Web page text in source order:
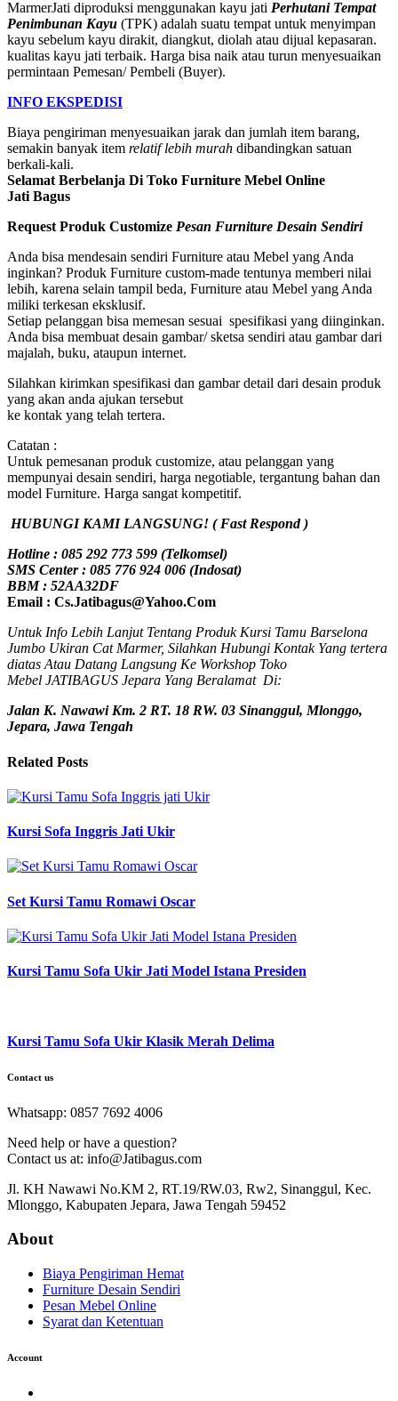
MarmerJati diproduksi menggunakan kayu jati Perhutani Tempat
Penimbunan Kayu (TPK) adalah suatu tempat untuk menyimpan
kayu sebelum kayu dirakit, diangkut, diolah atau dijual kepasaran.
kualitas kayu jati terbaik. Harga bisa naik atau turun menyesuaikan
permintaan Pemesan/ Pembeli (Buyer).
INFO EKSPEDISI
Biaya pengiriman menyesuaikan jarak dan jumlah item barang,
semakin banyak item relatif lebih murah dibandingkan satuan
berkali-kali.
Selamat Berbelanja Di Toko Furniture Mebel Online
Jati Bagus
Request Produk Customize Pesan Furniture Desain Sendiri
Anda bisa mendesain sendiri Furniture atau Mebel yang Anda
inginkan? Produk Furniture custom-made tentunya memberi nilai
lebih, karena selain tampil beda, Furniture atau Mebel yang Anda
miliki terkesan eksklusif.
Setiap pelanggan bisa memesan sesuai spesifikasi yang diinginkan.
Anda bisa membuat desain gambar/ sketsa sendiri atau gambar dari
majalah, buku, ataupun internet.
Silahkan kirimkan spesifikasi dan gambar detail dari desain produk
yang akan anda ajukan tersebut
ke kontak yang telah tertera.
Catatan :
Untuk pemesanan produk customize, atau pelanggan yang
mempunyai desain sendiri, harga negotiable, tergantung bahan dan
model Furniture. Harga sangat kompetitif.
HUBUNGI KAMI LANGSUNG! ( Fast Respond )
Hotline : 085 292 773 599 (Telkomsel)
SMS Center : 085 776 924 006 (Indosat)
BBM : 52AA32DF
Email : Cs.Jatibagus@Yahoo.Com
Untuk Info Lebih Lanjut Tentang Produk Kursi Tamu Barselona
Jumbo Ukiran Cat Marmer, Silahkan Hubungi Kontak Yang tertera
diatas Atau Datang Langsung Ke Workshop Toko
Mebel JATIBAGUS Jepara Yang Beralamat Di:
Jalan K. Nawawi Km. 2 RT. 18 RW. 03 Sinanggul, Mlonggo,
Jepara, Jawa Tengah
Related Posts
Kursi Sofa Inggris Jati Ukir
Set Kursi Tamu Romawi Oscar
Kursi Tamu Sofa Ukir Jati Model Istana Presiden
Kursi Tamu Sofa Ukir Klasik Merah Delima
Contact us
Whatsapp: 0857 7692 4006
Need help or have a question?
Contact us at: info@Jatibagus.com
Jl. KH Nawawi No.KM 2, RT.19/RW.03, Rw2, Sinanggul, Kec.
Mlonggo, Kabupaten Jepara, Jawa Tengah 59452
About
Biaya Pengiriman Hemat
Furniture Desain Sendiri
Pesan Mebel Online
Syarat dan Ketentuan
Account